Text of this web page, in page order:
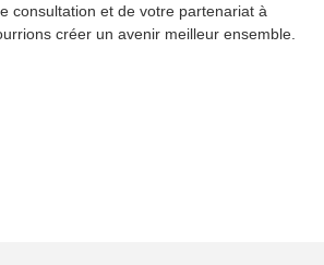
consultation et de votre partenariat à
créer un avenir meilleur ensemble.